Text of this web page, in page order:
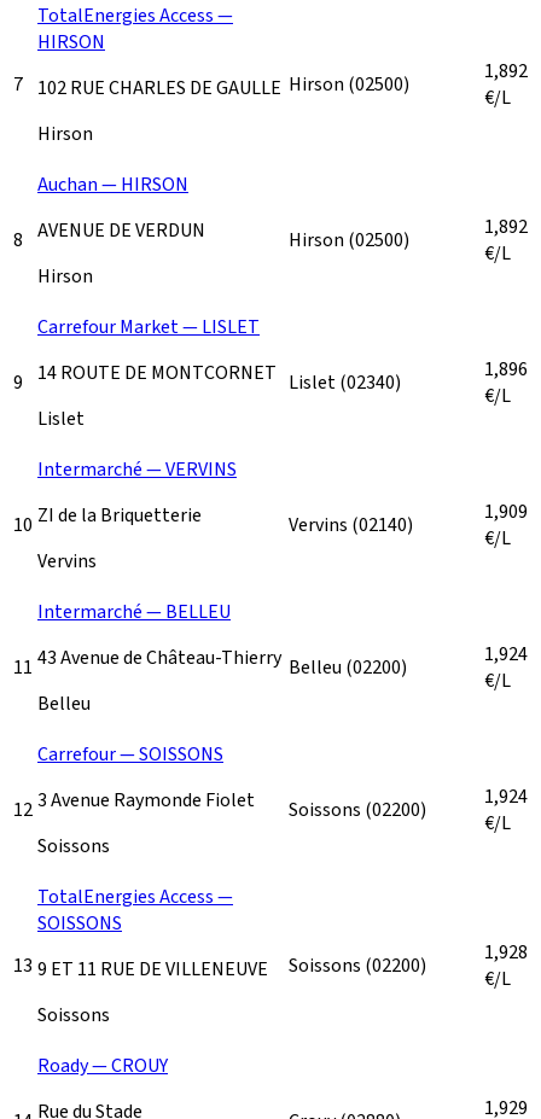
7
TotalEnergies Access —
HIRSON
102 RUE CHARLES DE GAULLE
Hirson
Hirson (02500)
1,892
€/L
8
Auchan — HIRSON
AVENUE DE VERDUN
Hirson
Hirson (02500)
1,892
€/L
9
Carrefour Market — LISLET
14 ROUTE DE MONTCORNET
Lislet
Lislet(02340)
1,896
€/L
10
Intermarché — VERVINS
ZI de la Briquetterie
Vervins
Vervins (02140)
1,909
€/L
11
Intermarché — BELLEU
43 Avenue de Château-Thierry
Belleu
Belleu (02200)
1,924
€/L
12
Carrefour — SOISSONS
3 Avenue Raymonde Fiolet
Soissons
Soissons (02200)
1,924
€/L
13
TotalEnergies Access —
SOISSONS
9 ET 11 RUE DE VILLENEUVE
Soissons
Soissons (02200)
1,928
€/L
Roady — CROUY
Rue du Stade
1,929